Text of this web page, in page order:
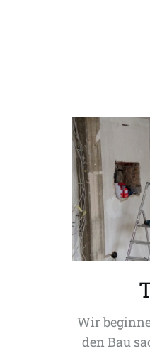
Wir
den Bau